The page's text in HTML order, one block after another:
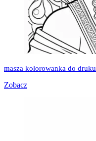
masza kolorowanka do druku
Zobacz